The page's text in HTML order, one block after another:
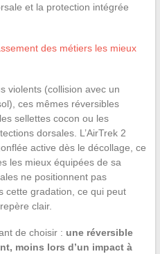
et la protection intégrée
des métiers les mieux
violents (collision avec un
ces mêmes réversibles
sellettes cocon ou les
dorsales. L’AirTrek 2
active dès le décollage, ce
les mieux équipées de sa
ne positionnent pas
cette gradation, ce qui peut
clair.
de choisir : une réversible
moins lors d’un impact à